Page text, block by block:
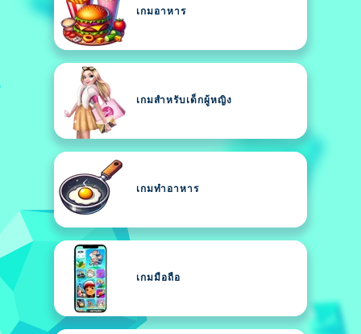
เกมอาหาร
เกมสำหรับเด็กผู้หญิง
เกมทำอาหาร
เกมมือถือ